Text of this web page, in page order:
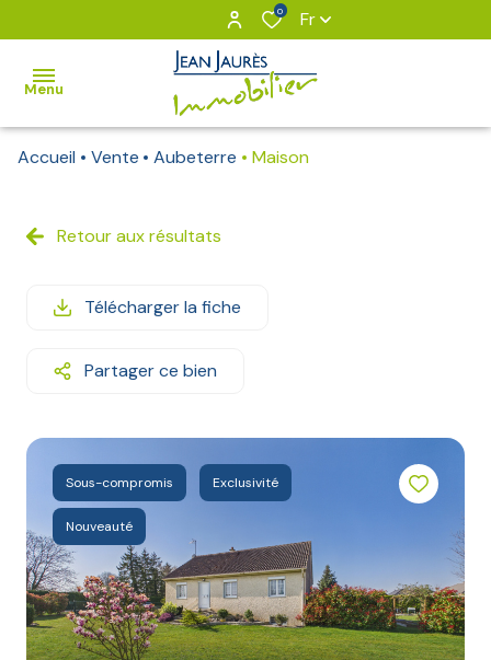
0 Fr
Menu
NOUS
BIENS
BIENS
Notre
équipe
Accueil Vente Aubeterre Maison
Retour aux résultats
Télécharger la fiche
Partager ce bien
Sous-compromis Exclusivité
Nouveauté